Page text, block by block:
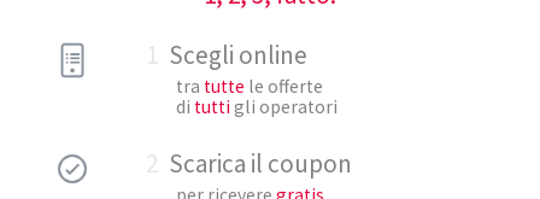
1 Scegli online
tra tutte le offerte
di tutti gli operatori
2 Scarica il coupon